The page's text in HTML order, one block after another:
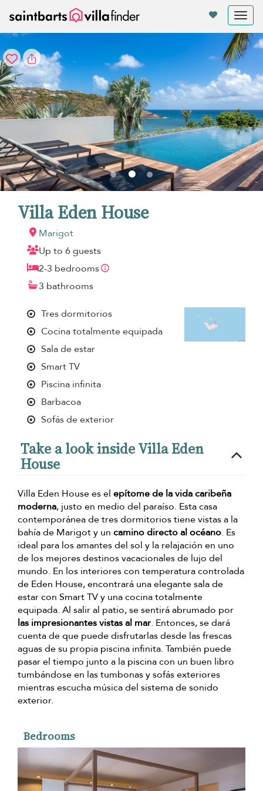
Villa Eden House
Marigot
Up to 6 guests
2-3 bedrooms
3 bathrooms
Tres dormitorios
Cocina totalmente equipada
Sala de estar
Smart TV
Piscina infinita
Barbacoa
Sofás de exterior
Take a look inside Villa Eden
House
Villa Eden House es el epítome de la vida caribeña
moderna, justo en medio del paraíso. Esta casa
contemporánea de tres dormitorios tiene vistas a la
bahía de Marigot y un camino directo al océano. Es
ideal para los amantes del sol y la relajación en uno
de los mejores destinos vacacionales de lujo del
mundo. En los interiores con temperatura controlada
de Eden House, encontrará una elegante sala de
estar con Smart TV y una cocina totalmente
equipada. Al salir al patio, se sentirá abrumado por
las impresionantes vistas al mar. Entonces, se dará
cuenta de que puede disfrutarlas desde las frescas
aguas de su propia piscina infinita. También puede
pasar el tiempo junto a la piscina con un buen libro
tumbándose en las tumbonas y sofás exteriores
mientras escucha música del sistema de sonido
exterior.
Bedrooms
Panel de gestión de cookies